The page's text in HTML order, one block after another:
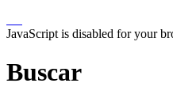
JavaScript is disabled for your
Buscar